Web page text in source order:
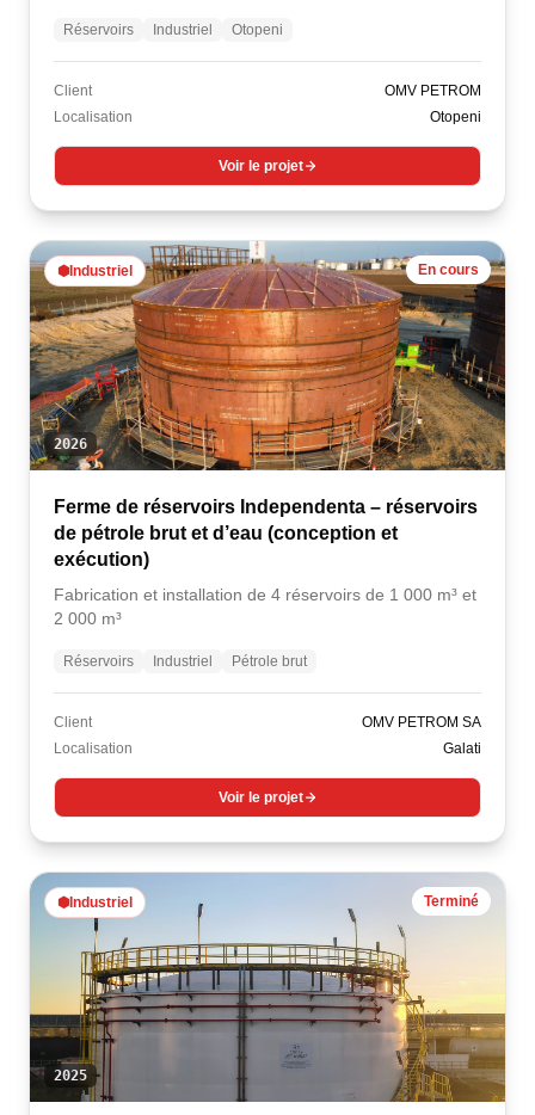
Réservoirs Industriel Otopeni
Client
OMV PETROM
Localisation
Otopeni
Voir le projet
⬢ Industriel En cours
2026
Ferme de réservoirs Independenta – réservoirs
de pétrole brut et d’eau (conception et
exécution)
Fabrication et installation de 4 réservoirs de 1 000 m³ et
2 000 m³
Réservoirs Industriel Pétrole brut
Client
OMV PETROM SA
Localisation
Galati
Voir le projet
⬢ Industriel Terminé
2025